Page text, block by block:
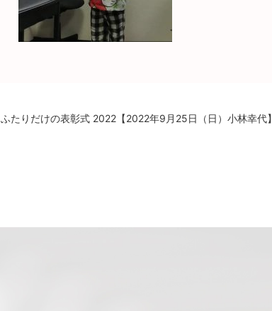
ふたりだけの表彰式 2022【2022年9月25日（日）小林幸代】